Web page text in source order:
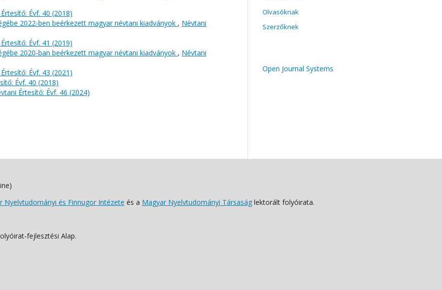
Évf. 40 (2018)
2022-ben beérkezett magyar névtani kiadványok , Névtani
Évf. 41 (2019)
2020-ban beérkezett magyar névtani kiadványok , Névtani
Évf. 43 (2021)
Évf. 40 (2018)
Értesítő: Évf. 46 (2024)
Olvasóknak
Szerzőknek
Open Journal Systems
Nyelvtudományi és Finnugor Intézete és a Magyar Nyelvtudományi Társaság lektorált folyóirata.
fejlesztési Alap.